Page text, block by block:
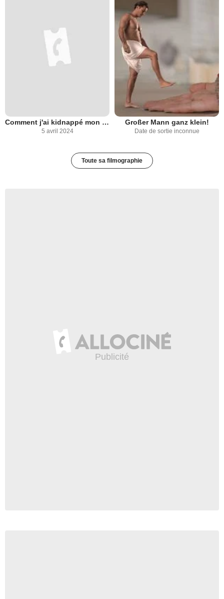
Comment j'ai kidnappé mon boss
5 avril 2024
Großer Mann ganz klein!
Date de sortie inconnue
Toute sa filmographie